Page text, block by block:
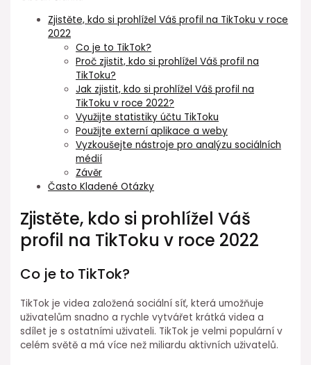
Zjistěte, kdo si prohlížel Váš profil na TikToku v roce
2022
Co je to TikTok?
Proč zjistit, kdo si prohlížel Váš profil na
TikToku?
Jak zjistit, kdo si prohlížel Váš profil na
TikToku v roce 2022?
Využijte statistiky účtu TikToku
Použijte externí aplikace a weby
Vyzkoušejte nástroje pro analýzu sociálních
médií
Závěr
Často Kladené Otázky
Zjistěte, kdo si prohlížel Váš
profil na TikToku v roce 2022
Co je to TikTok?
TikTok je videa založená sociální síť, která umožňuje
uživatelům snadno a rychle vytvářet krátká videa a
sdílet je s ostatními uživateli. TikTok je velmi populární v
celém světě a má více než miliardu aktivních uživatelů.